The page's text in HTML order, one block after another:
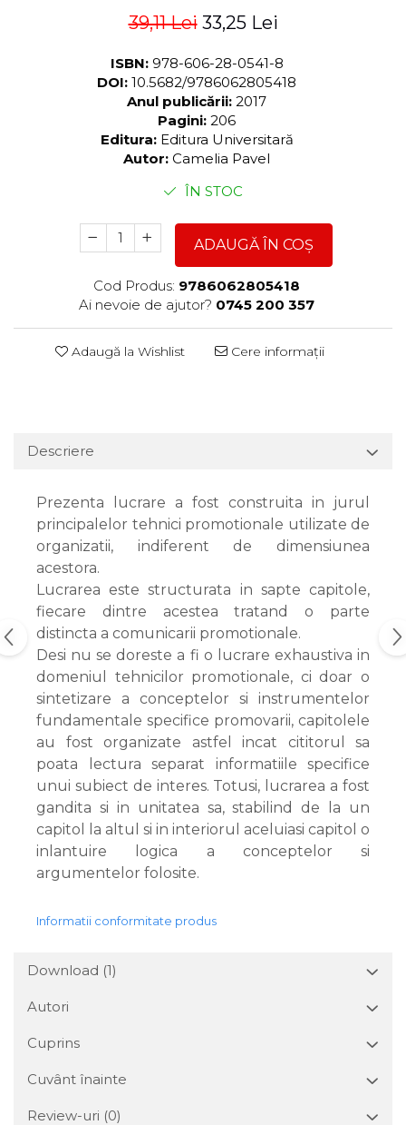
39,11 Lei 33,25 Lei
ISBN: 978-606-28-0541-8
DOI: 10.5682/9786062805418
Anul publicării: 2017
Pagini: 206
Editura: Editura Universitară
Autor: Camelia Pavel
ÎN STOC
ADAUGĂ ÎN COȘ
Cod Produs: 9786062805418
Ai nevoie de ajutor? 0745 200 357
Adaugă la Wishlist Cere informații
Descriere
Prezenta lucrare a fost construita in jurul
principalelor tehnici promotionale utilizate de
organizatii, indiferent de dimensiunea
acestora.
Lucrarea este structurata in sapte capitole,
fiecare dintre acestea tratand o parte
distincta a comunicarii promotionale.
Desi nu se doreste a fi o lucrare exhaustiva in
domeniul tehnicilor promotionale, ci doar o
sintetizare a conceptelor si instrumentelor
fundamentale specifice promovarii, capitolele
au fost organizate astfel incat cititorul sa
poata lectura separat informatiile specifice
unui subiect de interes. Totusi, lucrarea a fost
gandita si in unitatea sa, stabilind de la un
capitol la altul si in interiorul aceluiasi capitol o
inlantuire logica a conceptelor si
argumentelor folosite.
Informatii conformitate produs
Download (1)
Autori
Cuprins
Cuvânt înainte
Review-uri (0)